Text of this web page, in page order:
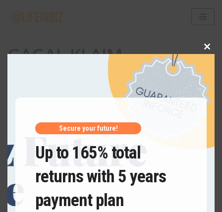
content
GAGAL KLAIM
CLOSE
Secure your future!
Up to 165% total
returns with 5 years
payment plan